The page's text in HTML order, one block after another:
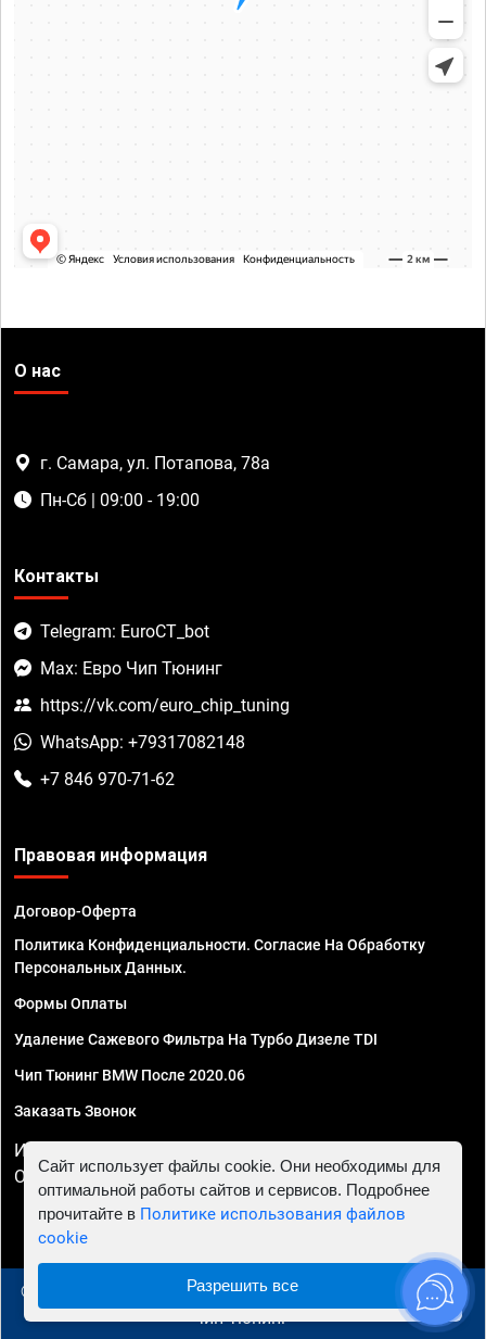
О нас
г. Самара, ул. Потапова, 78а
Пн-Сб | 09:00 - 19:00
Контакты
Telegram: EuroCT_bot
Max: Евро Чип Тюнинг
https://vk.com/euro_chip_tuning
WhatsApp: +79317082148
+7 846 970-71-62
Правовая информация
Договор-Оферта
Политика Конфиденциальности. Согласие На Обработку
Персональных Данных.
Формы Оплаты
Удаление Сажевого Фильтра На Турбо Дизеле TDI
Чип Тюнинг BMW После 2020.06
Заказать Звонок
ИП Смирнов Георгий Павлович. ИНН 781302555843,
ОГРНИП 324470400032610
© 2010 - 2026 Чип тюнинг в Самаре - Автосервис "Евро
Чип Тюнинг"
Сайт использует файлы cookie. Они необходимы для
оптимальной работы сайтов и сервисов. Подробнее
прочитайте в Политике использования файлов
cookie
Разрешить все